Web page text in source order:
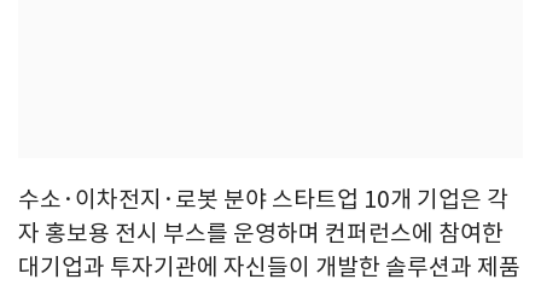
수소·이차전지·로봇 분야 스타트업 10개 기업은 각
자 홍보용 전시 부스를 운영하며 컨퍼런스에 참여한
대기업과 투자기관에 자신들이 개발한 솔루션과 제품